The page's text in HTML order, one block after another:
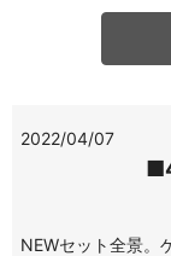
2022/04/07
NEWセット全景。